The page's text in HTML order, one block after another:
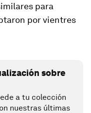
para
por vientres
sobre
a tu colección
nuestras últimas